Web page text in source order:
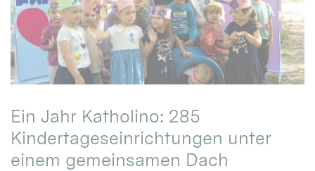
Ein Jahr Katholino: 285
Kindertageseinrichtungen unter
einem gemeinsamen Dach